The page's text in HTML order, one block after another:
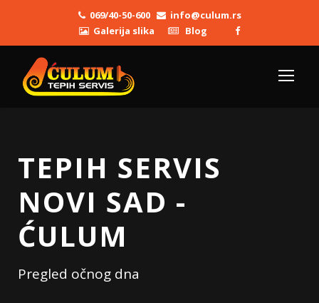
069/40-50-600
info@culum.rs
Galerija slika
Blog
TEPIH SERVIS
NOVI SAD -
ĆULUM
Pregled očnog dna